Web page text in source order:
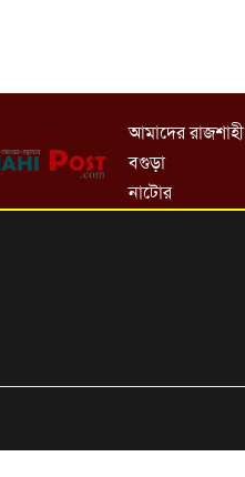
আমাদের রাজশাহী
বগুড়া
নাটোর